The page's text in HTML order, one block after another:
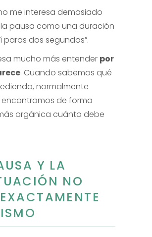
me interesa demasiado
pausa como una duración
paras dos segundos”.
mucho más entender por
. Cuando sabemos qué
normalmente
de forma
orgánica cuánto debe
Y LA
NO